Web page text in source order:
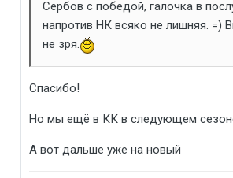
Сербов с победой, галочка в
напротив НК всяко не лишняя. =)
не зря.
Спасибо!
Но мы ещё в КК в следующем
А вот дальше уже на новый